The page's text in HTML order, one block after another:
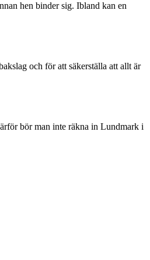
hen binder sig. Ibland kan en
och för att säkerställa att allt är
bör man inte räkna in Lundmark i